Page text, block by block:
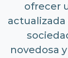
ofrecer
novedosa